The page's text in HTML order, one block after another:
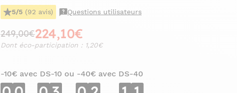
5/5 (92 avis) Questions utilisateurs
249,00€224,10€
Dont éco-participation : 1,20€
-10€ avec DS-10 ou -40€ avec DS-40